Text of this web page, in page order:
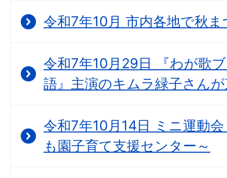
令和7年10月 市内各地で秋
令和7年10月29日 『わが歌
語』主演のキムラ緑子さん
令和7年10月14日 ミニ運動
も園子育て支援センター～